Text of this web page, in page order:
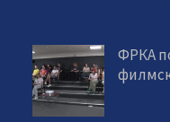
ФРКА